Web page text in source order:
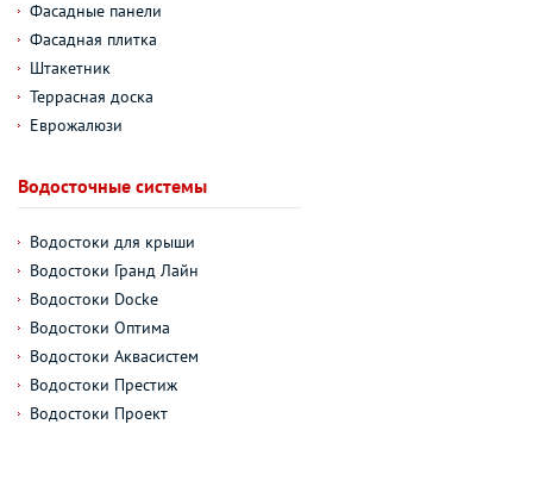
Фасадные панели
Фасадная плитка
Штакетник
Террасная доска
Еврожалюзи
Водосточные системы
Водостоки для крыши
Водостоки Гранд Лайн
Водостоки Docke
Водостоки Оптима
Водостоки Аквасистем
Водостоки Престиж
Водостоки Проект